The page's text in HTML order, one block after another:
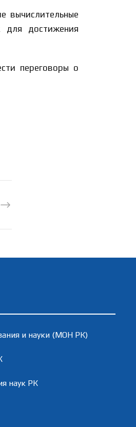
вычислительные
для достижения
переговоры о
и науки (МОН РК)
наук РК